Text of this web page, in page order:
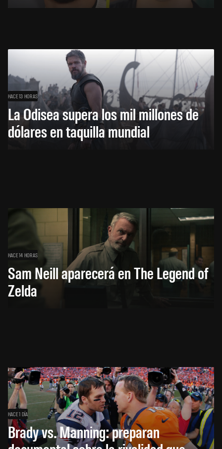
HACE 13 HORAS
La Odisea supera los mil millones de
dólares en taquilla mundial
HACE 14 HORAS
Sam Neill aparecerá en The Legend of
Zelda
HACE 1 DÍA
Brady vs. Manning: preparan